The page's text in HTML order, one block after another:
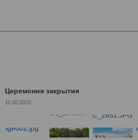
Церемония закрытия
11.06.2015